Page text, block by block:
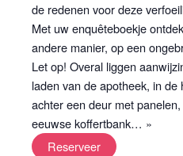
de redenen voor deze
Met uw enquêteboekje
andere manier, op een
Let op! Overal liggen
laden van de apotheek, in
achter een deur met
eeuwse koffertbank… »
Reserveer